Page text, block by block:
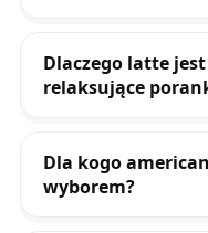
Dlaczego latte
relaksujące
Dla kogo
wyborem?